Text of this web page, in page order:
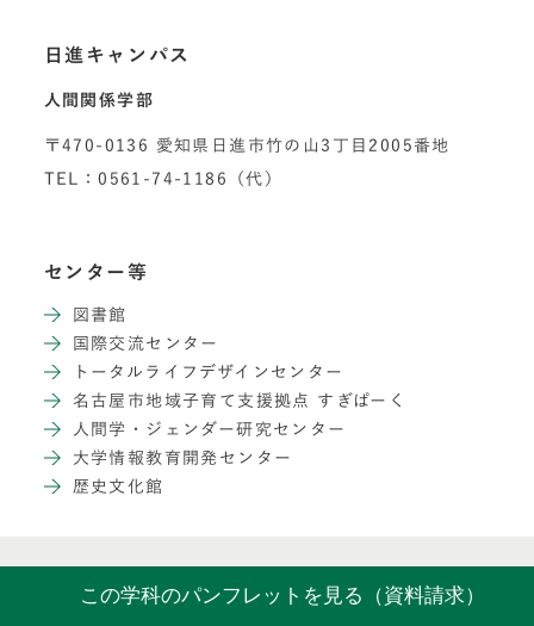
日進キャンパス
人間関係学部
〒470-0136 愛知県日進市竹の山3丁目2005番地
TEL：0561-74-1186（代）
センター等
図書館
国際交流センター
トータルライフデザインセンター
名古屋市地域子育て支援拠点 すぎぱーく
人間学・ジェンダー研究センター
大学情報教育開発センター
歴史文化館
椙山女学園